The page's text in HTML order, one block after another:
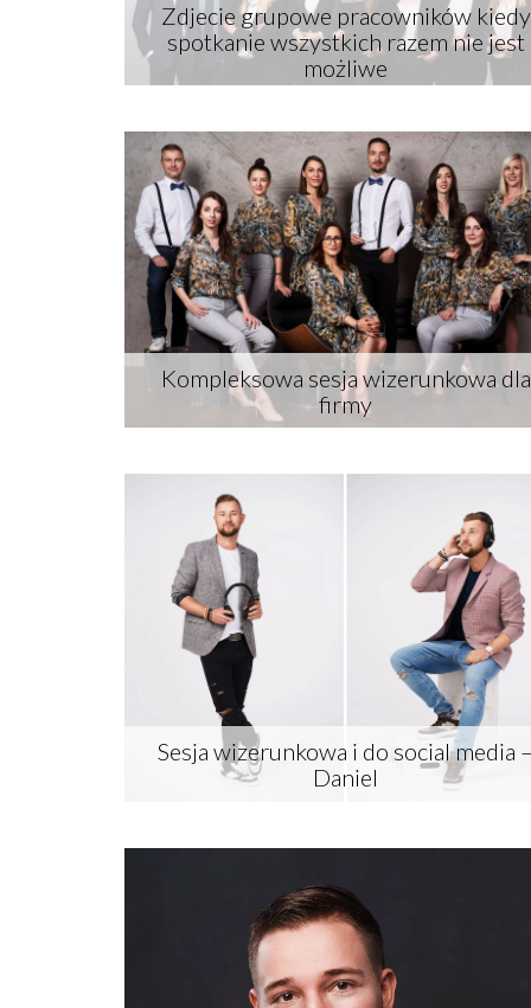
Zdjecie grupowe pracowników kiedy
spotkanie wszystkich razem nie jest
możliwe
Kompleksowa sesja wizerunkowa dla
firmy
Sesja wizerunkowa i do social media
Daniel
More